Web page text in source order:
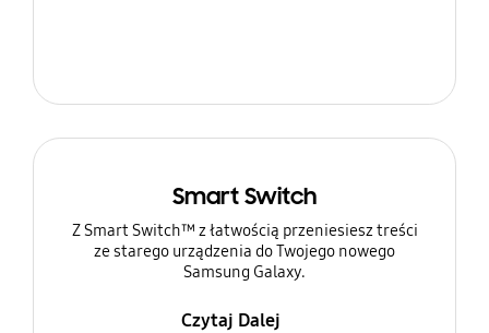
Smart Switch
Z Smart Switch™ z łatwością przeniesiesz treści
ze starego urządzenia do Twojego nowego
Samsung Galaxy.
Czytaj Dalej